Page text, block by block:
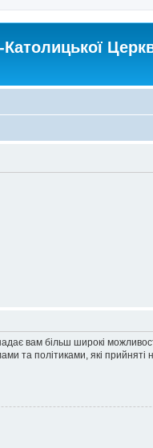
вам більш широкі
та політиками, які